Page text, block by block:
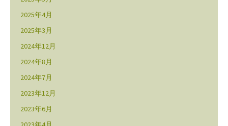
2025年4月
2025年3月
2024年12月
2024年8月
2024年7月
2023年12月
2023年6月